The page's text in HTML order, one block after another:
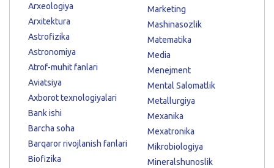
Arxeologiya
Arxitektura
Astrofizika
Astronomiya
Atrof-muhit fanlari
Aviatsiya
Axborot texnologiyalari
Bank ishi
Barcha soha
Barqaror rivojlanish fanlari
Biofizika
Marketing
Mashinasozlik
Matematika
Media
Menejment
Mental Salomatlik
Metallurgiya
Mexanika
Mexatronika
Mikrobiologiya
Mineralshunoslik